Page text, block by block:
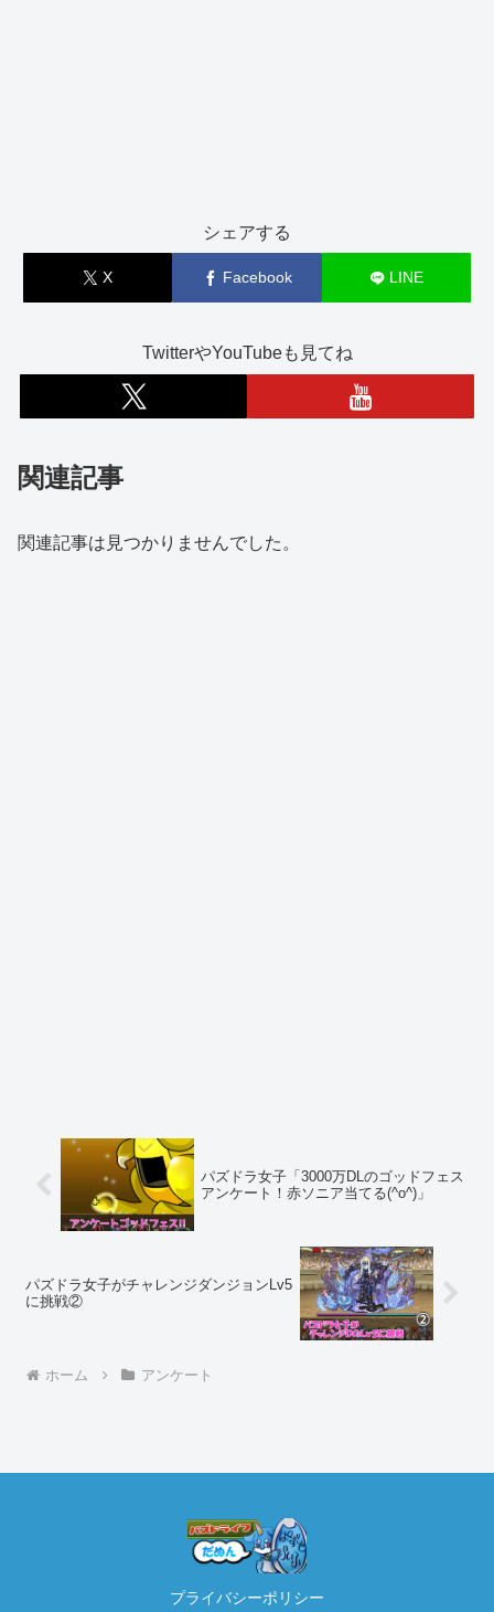
シェアする
X Facebook LINE
TwitterやYouTubeも見てね
関連記事
関連記事は見つかりませんでした。
パズドラ女子「3000万DLのゴッドフェス
アンケート！赤ソニア当てる(^o^)」
パズドラ女子がチャレンジダンジョンLv5
に挑戦②
ホーム アンケート
プライバシーポリシー